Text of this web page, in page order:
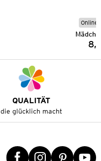
Online
QUALITÄT
die glücklich macht